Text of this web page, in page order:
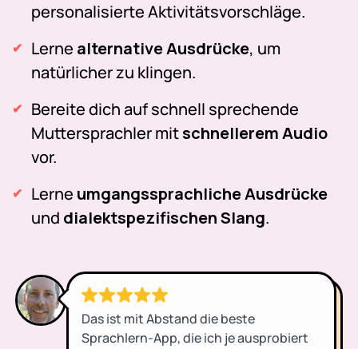
personalisierte Aktivitätsvorschläge.
Lerne alternative Ausdrücke, um
natürlicher zu klingen.
Bereite dich auf schnell sprechende
Muttersprachler mitschnellerem Audio
vor.
Lerne umgangssprachliche Ausdrücke
und dialektspezifischen Slang.